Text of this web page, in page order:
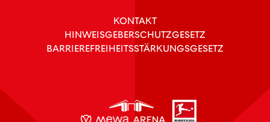
KONTAKT
HINWEISGEBERSCHUTZGESETZ
BARRIEREFREIHEITSSTÄRKUNGSGESETZ